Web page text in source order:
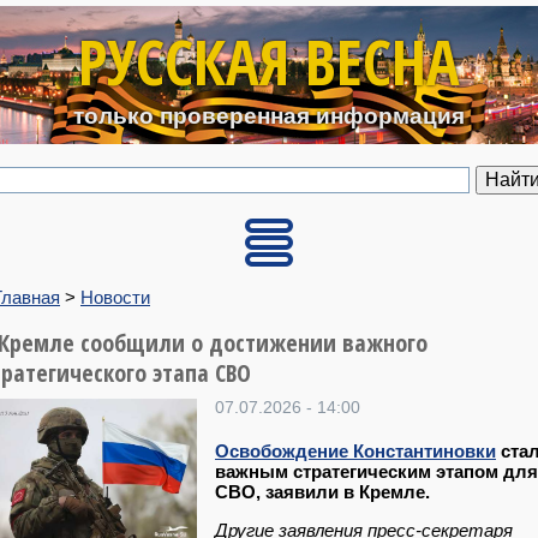
Перейти к основному
РУССКАЯ ВЕСНА
только проверенная информация
> Новости
сообщили о достижении важного
этапа СВО
07.07.2026 - 14:00
Освобождение Константиновки
важным стратегическим этапом для
СВО, заявили в Кремле.
Другие заявления пресс-секретаря